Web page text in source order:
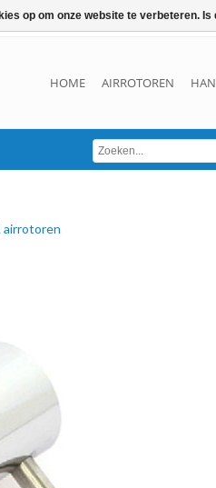
HOME AIRROTOREN
airrotoren
op om onze website te verbeteren. Is